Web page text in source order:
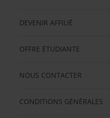
DEVENIR AFFILIÉ
OFFRE ÉTUDIANTE
NOUS CONTACTER
CONDITIONS GÉNÉRALES